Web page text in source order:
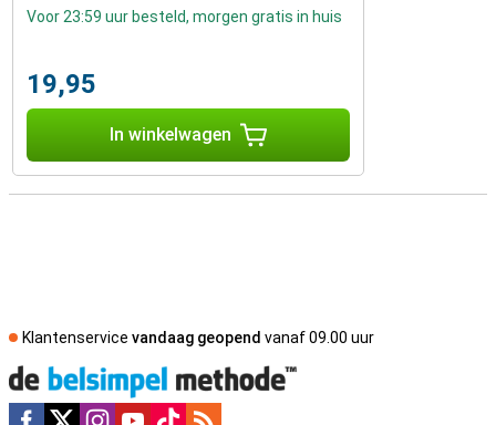
Voor 23:59 uur besteld, morgen gratis in huis
19,95
In winkelwagen
Klantenservice vandaag geopend vanaf 09.00 uur
Social media